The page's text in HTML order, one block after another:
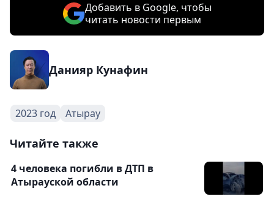
Добавить в Google, чтобы
читать новости первым
Данияр Кунафин
2023 год Атырау
Читайте также
4 человека погибли в ДТП в
Атырауской области